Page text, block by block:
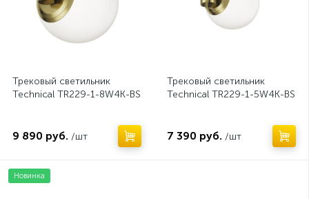
Трековый светильник
Technical TR229-1-8W4K-BS
9 890 руб. /шт
Трековый светильник
Technical TR229-1-5W4K-BS
7 390 руб. /шт
Новинка